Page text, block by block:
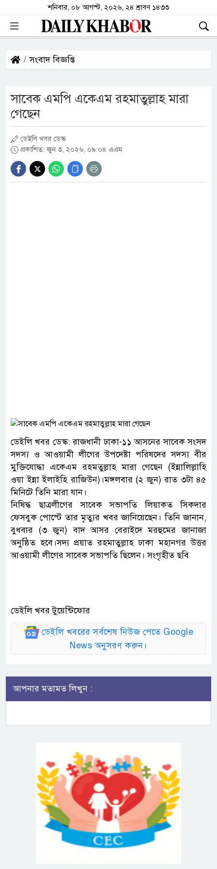
শনিবার, ০৮ আগস্ট, ২০২৬, ২৪ শ্রাবণ ১৪৩৩
সংবাদ বিজ্ঞপ্তি
সাবেক এমপি একেএম রহমাতুল্লাহ মারা
গেছেন
ডেইলি খবর ডেস্ক
প্রকাশিত: জুন ৩, ২০২৬, ০৯:০৪ এএম
ডেইলি খবর ডেস্ক: রাজধানী ঢাকা-১১ আসনের সাবেক সংসদ
সদস্য ও আওয়ামী লীগের উপদেষ্টা পরিষদের সদস্য বীর
মুক্তিযোদ্ধা একেএম রহমতুল্লাহ মারা গেছেন (ইন্নালিল্লাহি
ওয়া ইন্না ইলাইহি রাজিউন)।মঙ্গলবার (২ জুন) রাত ৩টা ৪৫
মিনিটে তিনি মারা যান।
নিষিদ্ধ ছাত্রলীগের সাবেক সভাপতি লিয়াকত সিকদার
ফেসবুক পোস্টে তার মৃত্যুর খবর জানিয়েছেন। তিনি জানান,
বুধবার (৩ জুন) বাদ আসর বেরাইদে মরহুমের জানাজা
অনুষ্ঠিত হবে।সদ্য প্রয়াত রহমাতুল্লাহ ঢাকা মহানগর উত্তর
আওয়ামী লীগের সাবেক সভাপতি ছিলেন। সংগৃহীত ছবি
ডেইলি খবর টুয়েন্টিফোর
ডেইলি খবরের সর্বশেষ নিউজ পেতে Google
News অনুসরণ করুন।
আপনার মতামত লিখুন :